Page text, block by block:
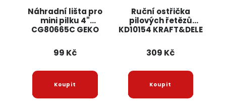
Náhradní lišta pro
mini pilku 4"
CG80665C GEKO
99 Kč
Ruční ostřička
pilových řetězů
KD10154 KRAFT&DELE
309 Kč